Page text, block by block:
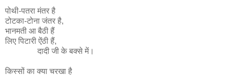
पोथी-पतरा मंतर है
टोटका-टोना जंतर है,
भानमती आ बैठी हैं
लिए पिटारी ऐंठी हैं,
दादी जी के बक्से में।
किस्सों का क्या चरखा है